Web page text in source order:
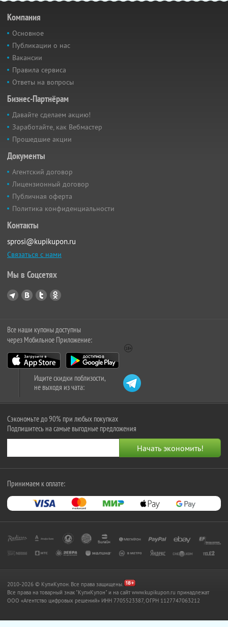
Компания
Основное
Публикации о нас
Вакансии
Правила сервиса
Ответы на вопросы
Бизнес-Партнёрам
Давайте сделаем акцию!
Заработайте, как Вебмастер
Прошедшие акции
Документы
Агентский договор
Лицензионный договор
Публичная оферта
Политика конфиденциальности
Контакты
sprosi@kupikupon.ru
Связаться с нами
Мы в Соцсетях
Все наши купоны доступны
через Мобильное Приложение:
Ищите скидки поблизости,
не выходя из чата:
Сэкономьте до 90% при любых покупках
Подпишитесь на самые выгодные предложения
Принимаем к оплате:
2010-2026 © КупиКупон. Все права защищены.
Все права на товарный знак "КупиКупон" и на сайт www.kupikupon.ru принадлежат
OOO «Агентство цифровых решений» ИНН 7705523387, ОГРН 1127747063212